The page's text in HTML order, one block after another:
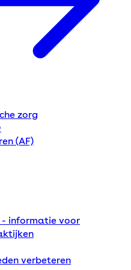
zorg
(AF)
informatie voor
verbeteren